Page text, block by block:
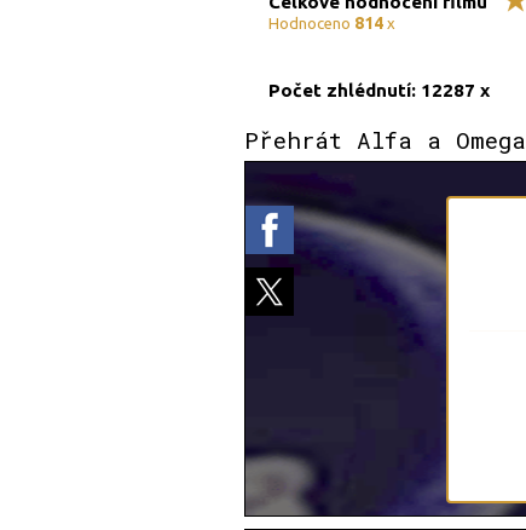
Hodnoceno 814 x
Počet zhlédnutí: 12287 x
Přehrát Alfa a Omega